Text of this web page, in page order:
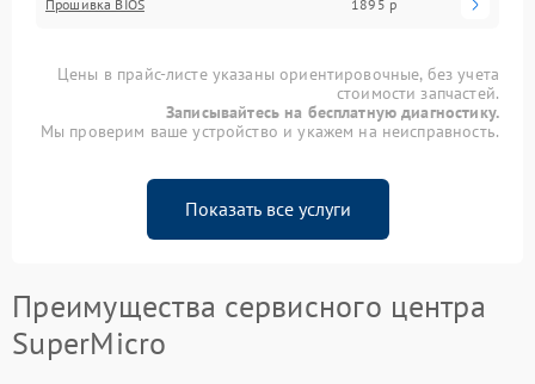
Прошивка BIOS 1895 р
Цены в прайс-листе указаны ориентировочные, без учета
стоимости запчастей.
Записывайтесь на бесплатную диагностику.
Мы проверим ваше устройство и укажем на неисправность.
Показать все услуги
Преимущества сервисного центра
SuperMicro